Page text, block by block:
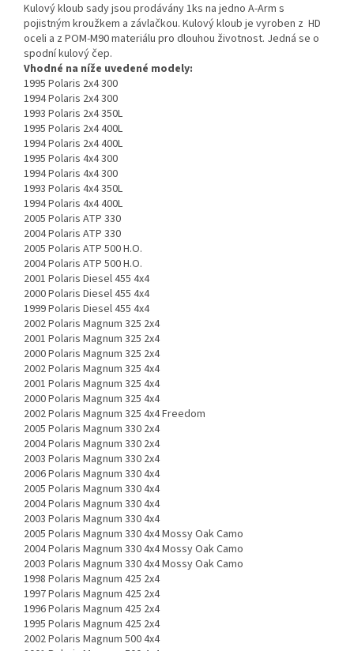
Kulový kloub sady jsou prodávány 1ks na jedno A-Arm s
pojistným kroužkem a závlačkou. Kulový kloub je vyroben z HD
oceli a z POM-M90 materiálu pro dlouhou životnost. Jedná se o
spodní kulový čep.
Vhodné na níže uvedené modely:
1995 Polaris 2x4 300
1994 Polaris 2x4 300
1993 Polaris 2x4 350L
1995 Polaris 2x4 400L
1994 Polaris 2x4 400L
1995 Polaris 4x4 300
1994 Polaris 4x4 300
1993 Polaris 4x4 350L
1994 Polaris 4x4 400L
2005 Polaris ATP 330
2004 Polaris ATP 330
2005 Polaris ATP 500 H.O.
2004 Polaris ATP 500 H.O.
2001 Polaris Diesel 455 4x4
2000 Polaris Diesel 455 4x4
1999 Polaris Diesel 455 4x4
2002 Polaris Magnum 325 2x4
2001 Polaris Magnum 325 2x4
2000 Polaris Magnum 325 2x4
2002 Polaris Magnum 325 4x4
2001 Polaris Magnum 325 4x4
2000 Polaris Magnum 325 4x4
2002 Polaris Magnum 325 4x4 Freedom
2005 Polaris Magnum 330 2x4
2004 Polaris Magnum 330 2x4
2003 Polaris Magnum 330 2x4
2006 Polaris Magnum 330 4x4
2005 Polaris Magnum 330 4x4
2004 Polaris Magnum 330 4x4
2003 Polaris Magnum 330 4x4
2005 Polaris Magnum 330 4x4 Mossy Oak Camo
2004 Polaris Magnum 330 4x4 Mossy Oak Camo
2003 Polaris Magnum 330 4x4 Mossy Oak Camo
1998 Polaris Magnum 425 2x4
1997 Polaris Magnum 425 2x4
1996 Polaris Magnum 425 2x4
1995 Polaris Magnum 425 2x4
2002 Polaris Magnum 500 4x4